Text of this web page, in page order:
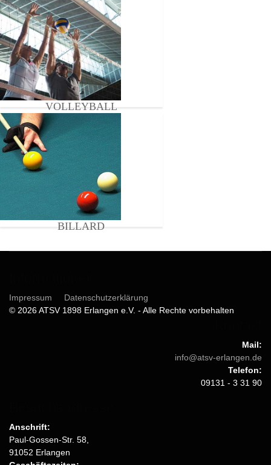
VOLLEYBALL
BILLARD
Impressum
Datenschutzerklärung
© 2026 ATSV 1898 Erlangen e.V. - Alle Rechte vorbehalten
Mail:
info@atsv-erlangen.de
Telefon:
09131 - 3 31 90
Anschrift:
Paul-Gossen-Str. 58,
91052 Erlangen